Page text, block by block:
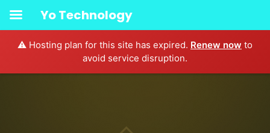
⚠️ Hosting plan for this site has expired. Renew now to
avoid service disruption.
Yo Technology